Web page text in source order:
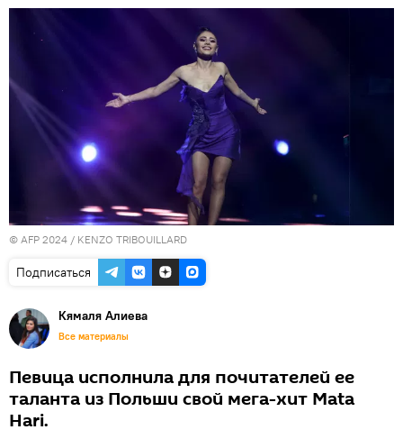
© AFP 2024 / KENZO TRIBOUILLARD
Подписаться
Кямаля Алиева
Все материалы
Певица исполнила для почитателей ее
таланта из Польши свой мега-хит Mata
Hari.